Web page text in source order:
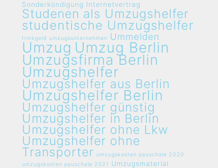
Sonderkündigung Internetvertrag
Studenen als Umzugshelfer
studentische Umzugshelfer
trinkgeld umzugsunternehmen Ummelden
Umzug Umzug Berlin
Umzugsfirma Berlin
Umzugshelfer
Umzugshelfer aus Berlin
Umzugshelfer Berlin
Umzugshelfer günstig
Umzugshelfer in Berlin
Umzugshelfer ohne Lkw
Umzugshelfer ohne
Transporter umzugskosten pauschale 2020
umzugskosten pauschale 2021
Umzugsmaterial